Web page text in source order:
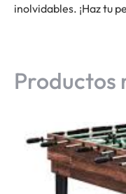
inolvidables. ¡Haz tu
Productos